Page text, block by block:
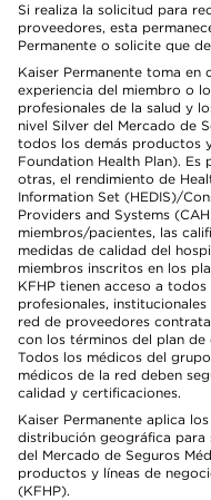
Si realiza la solicitud para
proveedores, esta
Permanente o solicite que
Kaiser Permanente toma en
experiencia del miembro o
profesionales de la salud y
nivel Silver del Mercado de
todos los demás productos
Foundation Health Plan). Es
otras, el rendimiento de
Information Set (HEDIS)/
Providers and Systems
miembros/pacientes, las
medidas de calidad del
miembros inscritos en los
KFHP tienen acceso a
profesionales,
red de proveedores
con los términos del plan
Todos los médicos del
médicos de la red deben
calidad y certificaciones.
Kaiser Permanente aplica
distribución geográfica para
del Mercado de Seguros
productos y líneas de
(KFHP).